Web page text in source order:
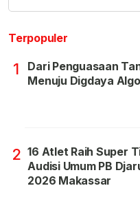
Terpopuler
1
Dari Penguasaan
Menuju Digdaya
2 16 Atlet Raih Super
Audisi Umum PB
2026 Makassar